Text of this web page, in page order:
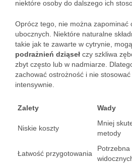
niektóre osoby do dalszego ich
Oprócz tego, nie można zapominać
ubocznych. Niektóre naturalne
takie jak te zawarte w cytrynie,
podrażnień dziąseł czy szkliwa
zbyt często lub w nadmiarze.
zachować ostrożność i nie
intensywnie.
Zalety Wady
Niskie koszty
Mniej
metody
Łatwość przygotowania